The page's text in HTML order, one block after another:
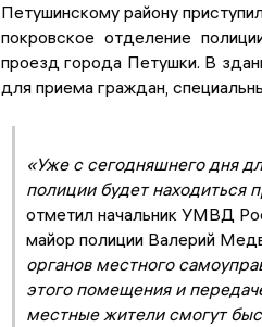
Петушинскому району
покровское отделение
проезд города Петушки. В
для приема граждан,
«Уже с сегодняшнего дня
полиции будет находиться
отметил начальник УМВД
майор полиции Валерий
органов местного
этого помещения и
местные жители смогут